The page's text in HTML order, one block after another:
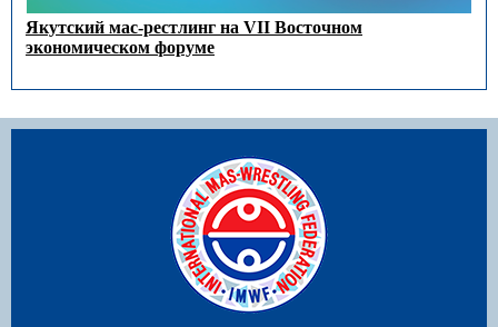
Якутский мас-рестлинг на VII Восточном
экономическом форуме